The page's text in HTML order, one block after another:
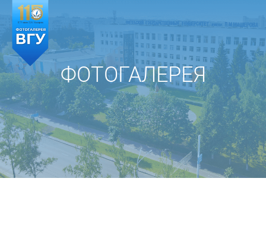
Skip
content
ФОТОГАЛЕРЕЯ